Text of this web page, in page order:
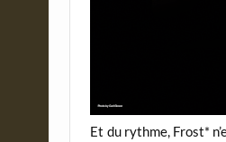
Et du rythme, Frost*